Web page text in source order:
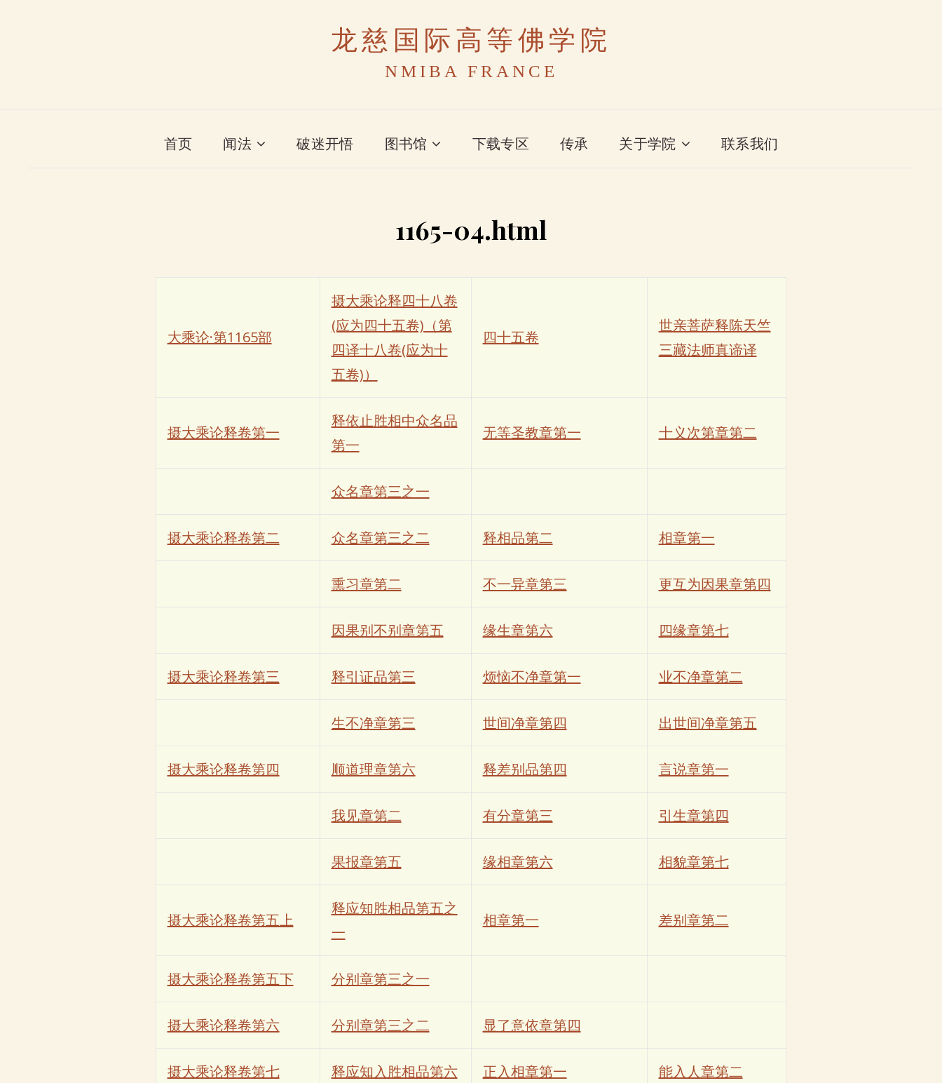
龙慈国际高等佛学院
NMIBA FRANCE
首页 闻法 破迷开悟 图书馆 下载专区 传承 关于学院 联系我们
1165-04.html
大乘论·第1165部
摄大乘论释四十八卷
(应为四十五卷)（第
四译十八卷(应为十
五卷)）
四十五卷
世亲菩萨释陈天竺
三藏法师真谛译
摄大乘论释卷第一
释依止胜相中众名品
第一
无等圣教章第一 十义次第章第二
众名章第三之一
摄大乘论释卷第二 众名章第三之二 释相品第二 相章第一
熏习章第二 不一异章第三 更互为因果章第四
因果别不别章第五 缘生章第六 四缘章第七
摄大乘论释卷第三 释引证品第三 烦恼不净章第一 业不净章第二
生不净章第三 世间净章第四 出世间净章第五
摄大乘论释卷第四 顺道理章第六 释差别品第四 言说章第一
我见章第二 有分章第三 引生章第四
果报章第五 缘相章第六 相貌章第七
摄大乘论释卷第五上
释应知胜相品第五之
一
相章第一 差别章第二
摄大乘论释卷第五下 分别章第三之一
摄大乘论释卷第六 分别章第三之二 显了意依章第四
摄大乘论释卷第七 释应知入胜相品第六 正入相章第一 能入人章第二